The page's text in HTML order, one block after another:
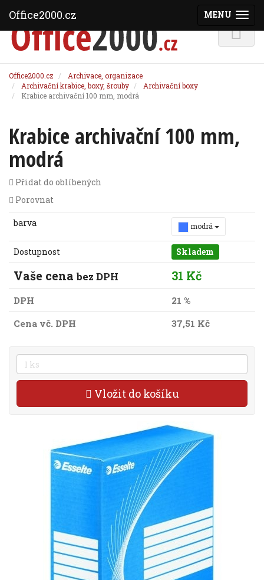
Office2000.cz
Archivace, organizace
Archivační krabice, boxy, šrouby
Archivační boxy
Krabice archivační 100 mm, modrá
Krabice archivační 100 mm,
modrá
Přidat do oblíbených
Porovnat
barva modrá
Dostupnost Skladem
Vaše cena bez DPH 31 Kč
DPH
21 %
Cena vč. DPH
37,51 Kč
Vložit do košíku
MENU
Office2000.cz